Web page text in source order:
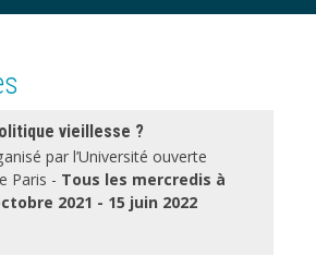
vieillesse ?
par l’Université ouverte
Paris - Tous les mercredis à
2021 - 15 juin 2022